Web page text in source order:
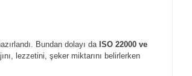
Bundan dolayı da ISO 22000 ve
lezzetini, şeker miktarını belirlerken